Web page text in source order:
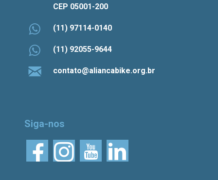
CEP 05001-200
(11) 97114-0140
(11) 92055-9644
contato@aliancabike.org.br
Siga-nos